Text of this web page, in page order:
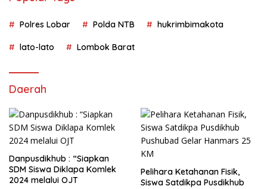
Polres Lobar Polda NTB hukrimbimakota
lato-lato Lombok Barat
Daerah
Danpusdikhub : “Siapkan
SDM Siswa Diklapa Komlek
2024 melalui OJT
Pelihara Ketahanan Fisik,
Siswa Satdikpa Pusdikhub